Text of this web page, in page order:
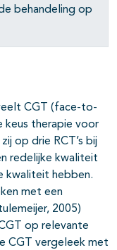
behandeling op
CGT (face-to-
keus therapie voor
op drie RCT’s bij
redelijke kwaliteit
kwaliteit hebben.
met een
2005)
op relevante
CGT vergeleek met